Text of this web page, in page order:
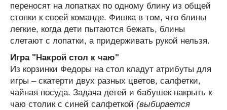
переносят на лопатках по одному блину из общей
стопки к своей команде. Фишка в том, что блины
легкие, когда дети пытаются бежать, блины
слетают с лопатки, а придерживать рукой нельзя.
Игра "Накрой стол к чаю"
Из корзинки Федоры на стол кладут атрибуты для
игры – скатерти двух разных цветов, салфетки,
чайная посуда. Задача детей и бабушек накрыть к
чаю столик с синей салфеткой (выбирается